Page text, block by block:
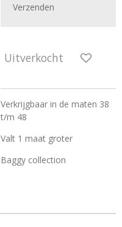
Verzenden
Uitverkocht
Verkrijgbaar in de maten 38
t/m 48
Valt 1 maat groter
Baggy collection